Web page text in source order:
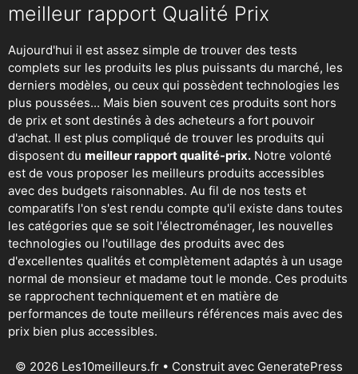
meilleur rapport Qualité Prix
Aujourd'hui il est assez simple de trouver des tests
complets sur les produits les plus puissants du marché, les
derniers modèles, ou ceux qui possèdent technologies les
plus poussées... Mais bien souvent ces produits sont hors
de prix et sont destinés à des acheteurs a fort pouvoir
d'achat. Il est plus compliqué de trouver les produits qui
disposent du meilleur rapport qualité-prix. Notre volonté
est de vous proposer les meilleurs produits accessibles
avec des budgets raisonnables. Au fil de nos tests et
comparatifs l'on s'est rendu compte qu'il existe dans toutes
les catégories que se soit l'électroménager, les nouvelles
technologies ou l'outillage des produits avec des
d'excellentes qualités et complètement adaptés à un usage
normal de monsieur et madame tout le monde. Ces produits
se rapprochent techniquement et en matière de
performances de toute meilleurs références mais avec des
prix bien plus accessibles.
© 2026 Les10meilleurs.fr • Construit avec GeneratePress